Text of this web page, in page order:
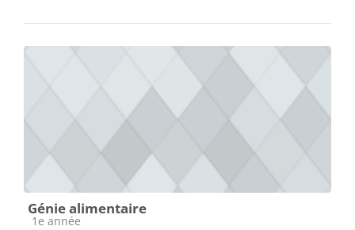
Génie alimentaire
Catégorie de cours
1e année